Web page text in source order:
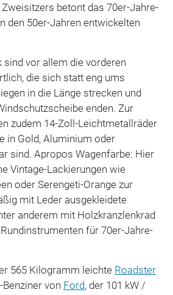
betont das 70er-Jahre-
den 50er-Jahren entwickelten
sind vor allem die vorderen
die sich statt eng ums
in die Länge strecken und
enden. Zur
zudem 14-Zoll-Leichtmetallräder
in Gold, Aluminium oder
sind. Apropos Wagenfarbe: Hier
Vintage-Lackierungen wie
oder Serengeti-Orange zur
mit Leder ausgekleidete
anderem mit Holzkranzlenkrad
für 70er-Jahre-
565 Kilogramm leichte Roadster
von Ford, der 101 kW /